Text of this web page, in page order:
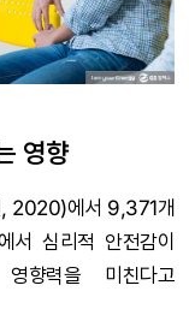
영향
, 2020)에서 9,371개
서 심리적 안전감이
향력을 미친다고